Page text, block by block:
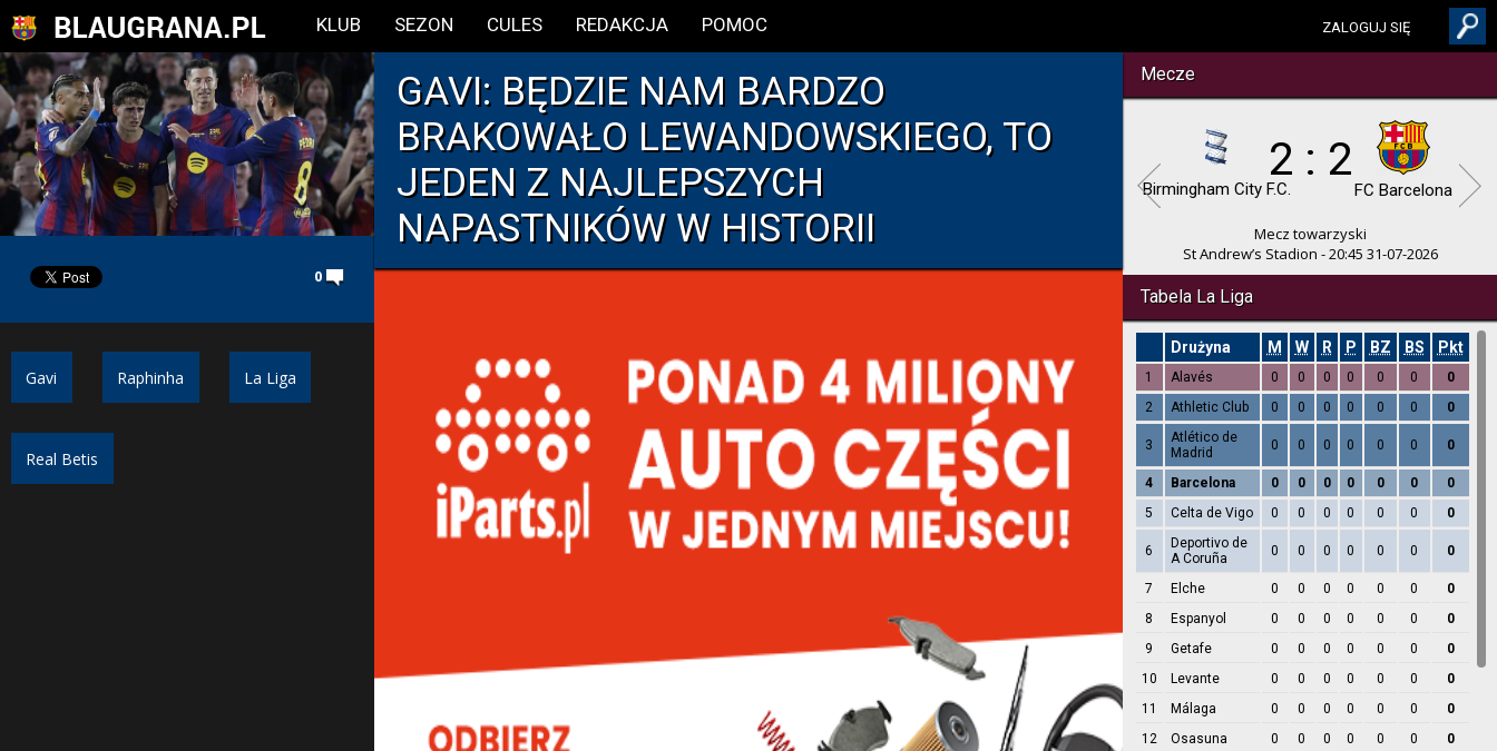
KLUB SEZON CULES REDAKCJA POMOC ZALOGUJ SIĘ
0
Gavi Raphinha La Liga
Real Betis
GAVI: BĘDZIE NAM BARDZO
BRAKOWAŁO LEWANDOWSKIEGO, TO
JEDEN Z NAJLEPSZYCH
NAPASTNIKÓW W HISTORII
Mecze
Birmingham City F.C. FC Barcelona
2 : 2
Mecz towarzyski
St Andrew’s Stadion - 20:45 31-07-2026
Tabela La Liga
Drużyna M W R P BZ BS Pkt
1 Alavés 0 0 0 0 0 0
0
2
Athletic Club 0 0 0 0 0 0 0
3
Atlético de
Madrid
0 0 0 0 0 0 0
4 Barcelona 0 0 0 0 0 0
0
5
Celta de Vigo 0 0 0 0 0 0 0
6
Deportivo de
A Coruña
0 0 0 0 0 0 0
7 Elche 0 0 0 0 0 0
0
8
Espanyol 0 0 0 0 0 0
0
9
Getafe 0 0 0 0 0 0
0
10
Levante 0 0 0 0 0 0
0
11
Málaga 0 0 0 0 0 0
0
12
Osasuna 0 0 0 0 0 0 0